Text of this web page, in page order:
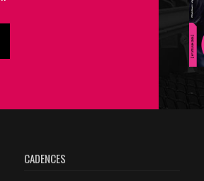
CADENCES